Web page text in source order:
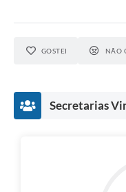
GOSTEI NÃO
Secretarias